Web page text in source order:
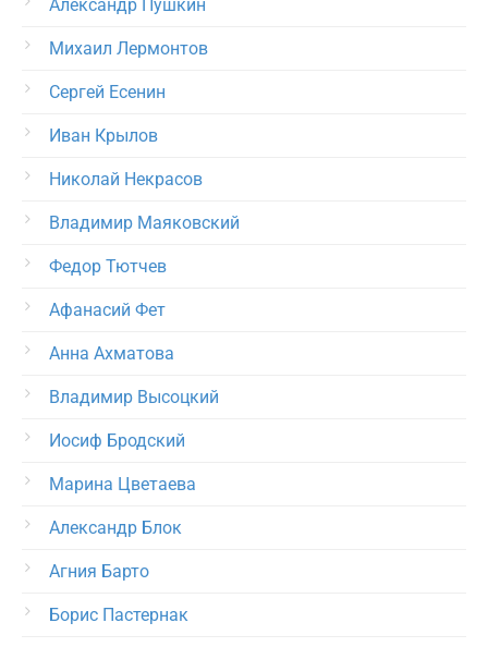
Александр Пушкин
Михаил Лермонтов
Сергей Есенин
Иван Крылов
Николай Некрасов
Владимир Маяковский
Федор Тютчев
Афанасий Фет
Анна Ахматова
Владимир Высоцкий
Иосиф Бродский
Марина Цветаева
Александр Блок
Агния Барто
Борис Пастернак